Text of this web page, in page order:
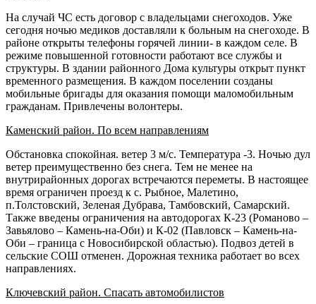
На случай ЧС есть договор с владельцами снегоходов. Уже
сегодня ночью медиков доставляли к больным на снегоходе. В
районе открыты телефоны горячей линии- в каждом селе. В
режиме повышенной готовности работают все службы и
структуры. В здании районного Дома культуры открыт пункт
временного размещения. В каждом поселении созданы
мобильные бригады для оказания помощи маломобильным
гражданам. Привлечены волонтеры.
Каменский район. По всем направлениям
Обстановка спокойная. ветер 3 м/с. Температура -3. Ночью дул
ветер преимущественно без снега. Тем не менее на
внутрирайонных дорогах встречаются переметы. В настоящее
время ограничен проезд к с. Рыбное, Малетино,
п.Толстовский, Зеленая Дубрава, Тамбовский, Самарский.
Также введены ограничения на автодорогах К-23 (Романово –
Завьялово – Камень-на-Оби) и К-02 (Павловск – Камень-на-
Оби – граница с Новосибирской областью). Подвоз детей в
сельские СОШ отменен. Дорожная техника работает во всех
направлениях.
Ключевский район. Спасать автомобилистов